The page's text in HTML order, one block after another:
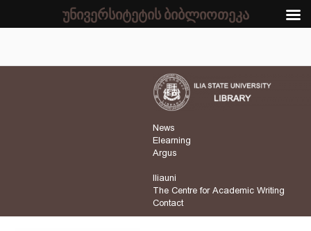
News
Elearning
Argus
Iliauni
The Centre for Academic Writing
Contact
უნივერსიტეტის ბიბლიოთეკა